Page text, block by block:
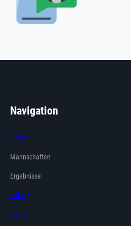
Navigation
Home
Mannschaften
Ergebnisse
Gallery
News